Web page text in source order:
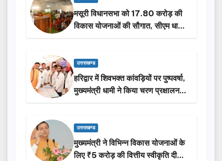
मसूरी विधानसभा को 17.80 करोड़ की
विकास योजनाओं की सौगात, सीएम धामी
ने किया लोकार्पण-शिलान्यास.
उत्तराखण्ड
हरिद्वार में शिवभक्त कांवड़ियों पर पुष्पवर्षा,
मुख्यमंत्री धामी ने किया चरण प्रक्षालन…
उत्तराखण्ड
मुख्यमंत्री ने विभिन्न विकास योजनाओं के
लिए ₹5 करोड़ की वित्तीय स्वीकृति दी…